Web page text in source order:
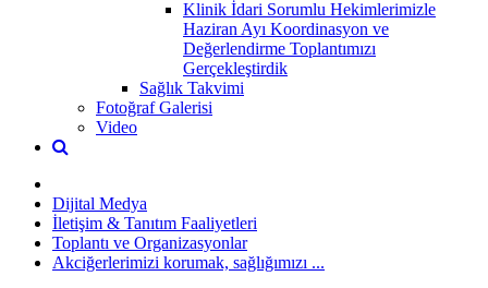
Klinik İdari Sorumlu Hekimlerimizle
Haziran Ayı Koordinasyon ve
Değerlendirme Toplantımızı
Gerçekleştirdik
Sağlık Takvimi
Fotoğraf Galerisi
Video
Dijital Medya
İletişim & Tanıtım Faaliyetleri
Toplantı ve Organizasyonlar
Akciğerlerimizi korumak, sağlığımızı ...